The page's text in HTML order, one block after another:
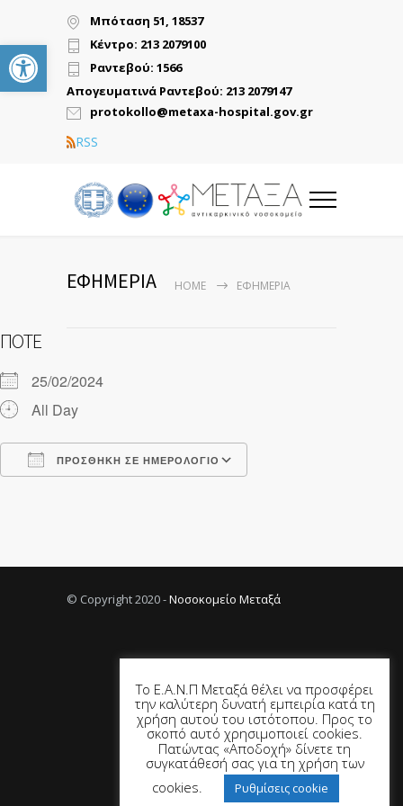
Ανοίξτε τη γραμμή εργαλείων
Μπόταση 51, 18537
Κέντρο: 213 2079100
Ραντεβού: 1566
Απογευματινά Ραντεβού: 213 2079147
protokollo@metaxa-hospital.gov.gr
RSS
ΕΦΗΜΕΡΙΑ HOME ΕΦΗΜΕΡΙΑ
ΠΌΤΕ
25/02/2024
All Day
ΠΡΟΣΘΉΚΗ ΣΕ ΗΜΕΡΟΛΌΓΙΟ
© Copyright 2020 -Νοσοκομείο Μεταξά
Το Ε.Α.Ν.Π Μεταξά θέλει να προσφέρει
την καλύτερη δυνατή εμπειρία κατά τη
χρήση αυτού του ιστότοπου. Προς το
σκοπό αυτό χρησιμοποιεί cookies.
Πατώντας «Αποδοχή» δίνετε τη
συγκατάθεσή σας για τη χρήση των
cookies.
Ρυθμίσεις cookie